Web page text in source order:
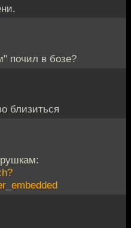
почил в бозе?
близиться